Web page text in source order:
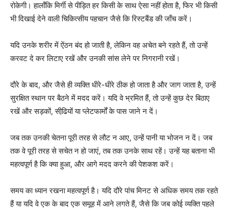
रोकेगी। हालाँकि मिर्गी से पीड़ित हर किसी के साथ ऐसा नहीं होता है, फिर भी किसी
भी दिखाई देने वाली चिकित्सीय पहचान जैसे कि रिस्टबैंड की जाँच करें।
यदि उनके शरीर में ऐंठन बंद हो जाती है, लेकिन वह अचेत बने रहते हैं, तो उन्हें
करवट दे कर लिटाए रखें और उनकी सांस लेने पर निगरानी रखें।
दौरे के बाद, और जैसे ही व्यक्ति धीरे-धीरे ठीक हो जाता है और जाग जाता है, उन्हें
सुरक्षित स्थान पर बैठने में मदद करें। यदि वे भ्रमित हैं, तो उन्हें कुछ देर बिठाए
रखें और सड़कों, सीढि़यों या प्लेटफार्मों के पास जाने न दें।
जब तक उनकी चेतना पूरी तरह से लौट न आए, उन्हें पानी या भोजन न दें। जब
तक वे पूरी तरह से सचेत न हो जाएं, तब तक उनके साथ रहें। उन्हें यह बताना भी
महत्वपूर्ण है कि क्या हुआ, और आगे मदद करने की पेशकश करें।
समय का ध्यान रखना महत्वपूर्ण है। यदि दौरे पांच मिनट से अधिक समय तक रहते
हैं या यदि वे एक के बाद एक समूह में आने लगते हैं, जैसे कि जब कोई व्यक्ति पहले